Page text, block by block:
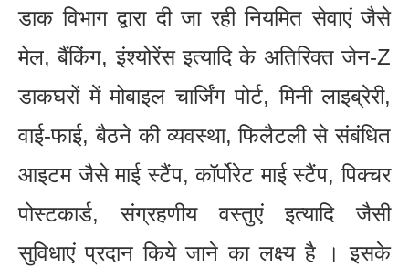
डाक विभाग द्वारा दी जा रही नियमित सेवाएं जैसे
मेल, बैंकिंग, इंश्योरेंस इत्यादि के अतिरिक्त जेन-Z
डाकघरों में मोबाइल चार्जिंग पोर्ट, मिनी लाइब्रेरी,
वाई-फाई, बैठने की व्यवस्था, फिलैटली से संबंधित
आइटम जैसे माई स्टैंप, कॉर्पोरेट माई स्टैंप, पिक्चर
पोस्टकार्ड, संग्रहणीय वस्तुएं इत्यादि जैसी
सुविधाएं प्रदान किये जाने का लक्ष्य है । इसके